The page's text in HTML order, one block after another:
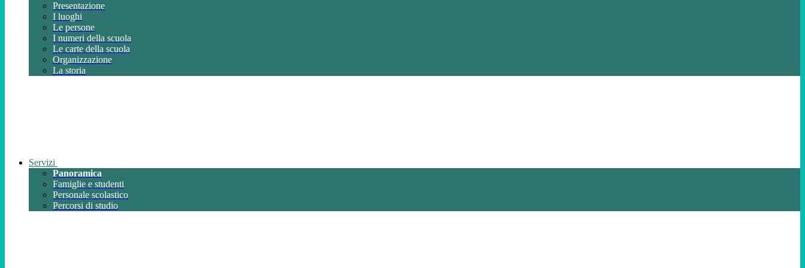
Presentazione
I luoghi
Le persone
I numeri della scuola
Le carte della scuola
Organizzazione
La storia
Servizi
Panoramica
Famiglie e studenti
Personale scolastico
Percorsi di studio